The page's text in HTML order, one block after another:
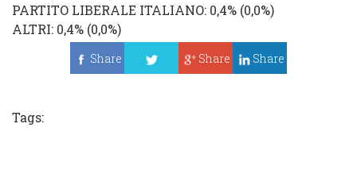
PARTITO LIBERALE ITALIANO: 0,4% (0,0%)
ALTRI: 0,4% (0,0%)
Share
Share Share
Tags: